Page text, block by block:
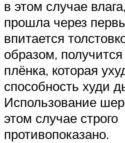
в этом случае
прошла через
впитается
образом,
плёнка, которая
способность худи
Использование
этом случае строго
противопоказано.